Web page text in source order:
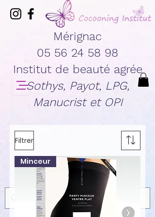
Mérignac
05 56 24 58 98
Institut de beauté agrée
Sothys, Payot, LPG,
Manucrist et OPI
Filtrer
Minceur